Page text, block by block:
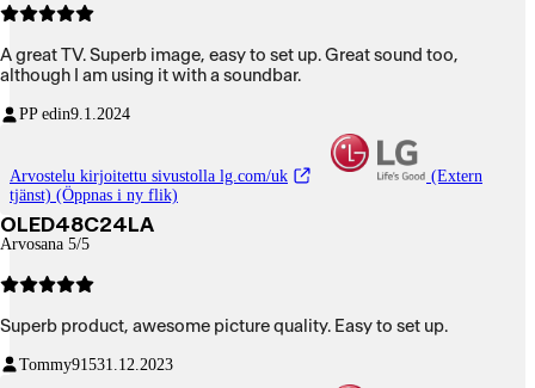
A great TV. Superb image, easy to set up. Great sound too,
although I am using it with a soundbar.
PP edin9.1.2024
Arvostelu kirjoitettu sivustolla lg.com/uk
(Extern
tjänst) (Öppnas i ny flik)
OLED48C24LA
Arvosana 5/5
Superb product, awesome picture quality. Easy to set up.
Tommy91531.12.2023